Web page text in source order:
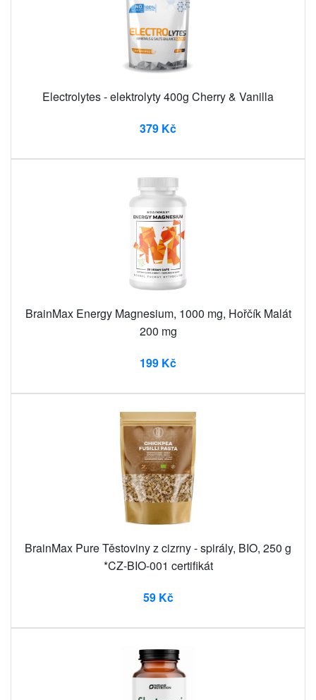
Electrolytes - elektrolyty 400g Cherry & Vanilla
379 Kč
BrainMax Energy Magnesium, 1000 mg, Hořčík Malát
200 mg
199 Kč
BrainMax Pure Těstoviny z cizrny - spirály, BIO, 250 g
*CZ-BIO-001 certifikát
59 Kč